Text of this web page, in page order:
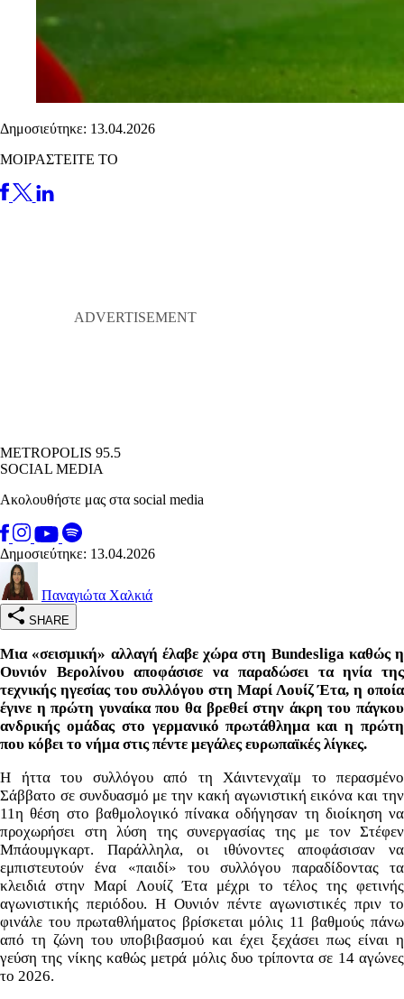
Δημοσιεύτηκε: 13.04.2026
ΜΟΙΡΑΣΤΕΙΤΕ ΤΟ
METROPOLIS 95.5
SOCIAL MEDIA
Ακολουθήστε μας στα social media
Δημοσιεύτηκε: 13.04.2026
Παναγιώτα Χαλκιά
SHARE
Μια «σεισμική» αλλαγή έλαβε χώρα στη Bundesliga καθώς η
Ουνιόν Βερολίνου αποφάσισε να παραδώσει τα ηνία της
τεχνικής ηγεσίας του συλλόγου στη Μαρί Λουίζ Έτα, η οποία
έγινε η πρώτη γυναίκα που θα βρεθεί στην άκρη του πάγκου
ανδρικής ομάδας στο γερμανικό πρωτάθλημα και η πρώτη
που κόβει το νήμα στις πέντε μεγάλες ευρωπαϊκές λίγκες.
H ήττα του συλλόγου από τη Χάιντενχαϊμ το περασμένο
Σάββατο σε συνδυασμό με την κακή αγωνιστική εικόνα και την
11η θέση στο βαθμολογικό πίνακα οδήγησαν τη διοίκηση να
προχωρήσει στη λύση της συνεργασίας της με τον Στέφεν
Μπάουμγκαρτ. Παράλληλα, οι ιθύνοντες αποφάσισαν να
εμπιστευτούν ένα «παιδί» του συλλόγου παραδίδοντας τα
κλειδιά στην Μαρί Λουίζ Έτα μέχρι το τέλος της φετινής
αγωνιστικής περιόδου. Η Ουνιόν πέντε αγωνιστικές πριν το
φινάλε του πρωταθλήματος βρίσκεται μόλις 11 βαθμούς πάνω
από τη ζώνη του υποβιβασμού και έχει ξεχάσει πως είναι η
γεύση της νίκης καθώς μετρά μόλις δυο τρίποντα σε 14 αγώνες
το 2026.